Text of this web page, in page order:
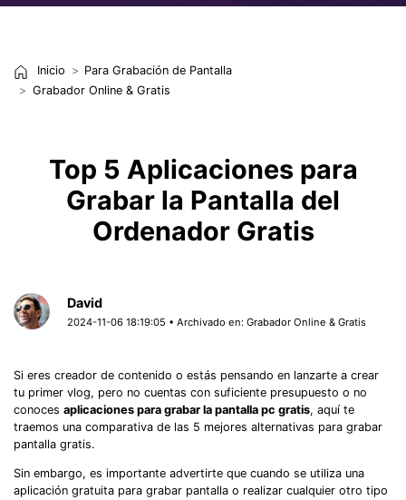
Inicio
Para Grabación de Pantalla
Grabador Online & Gratis
Top 5 Aplicaciones para
Grabar la Pantalla del
Ordenador Gratis
David
2024-11-06 18:19:05 • Archivado en:Grabador Online & Gratis
Si eres creador de contenido o estás pensando en lanzarte a crear
tu primer vlog, pero no cuentas con suficiente presupuesto o no
conoces aplicaciones para grabar la pantalla pc gratis, aquí te
traemos una comparativa de las 5 mejores alternativas para grabar
pantalla gratis.
Sin embargo, es importante advertirte que cuando se utiliza una
aplicación gratuita para grabar pantalla o realizar cualquier otro tipo